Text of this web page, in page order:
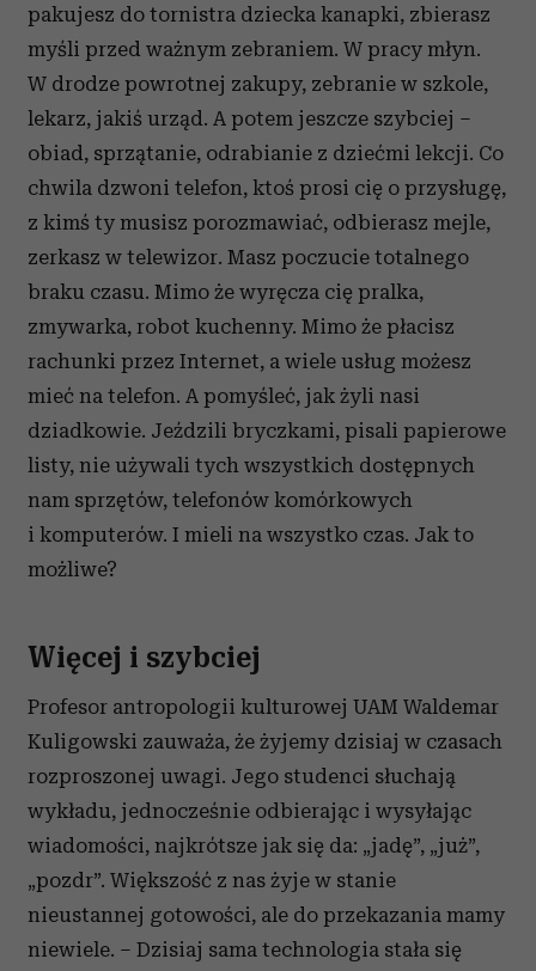
pakujesz do tornistra dziecka kanapki, zbierasz
myśli przed ważnym zebraniem. W pracy młyn.
W drodze powrotnej zakupy, zebranie w szkole,
lekarz, jakiś urząd. A potem jeszcze szybciej –
obiad, sprzątanie, odrabianie z dziećmi lekcji. Co
chwila dzwoni telefon, ktoś prosi cię o przysługę,
z kimś ty musisz porozmawiać, odbierasz mejle,
zerkasz w telewizor. Masz poczucie totalnego
braku czasu. Mimo że wyręcza cię pralka,
zmywarka, robot kuchenny. Mimo że płacisz
rachunki przez Internet, a wiele usług możesz
mieć na telefon. A pomyśleć, jak żyli nasi
dziadkowie. Jeździli bryczkami, pisali papierowe
listy, nie używali tych wszystkich dostępnych
nam sprzętów, telefonów komórkowych
i komputerów. I mieli na wszystko czas. Jak to
możliwe?
Więcej i szybciej
Profesor antropologii kulturowej UAM Waldemar
Kuligowski zauważa, że żyjemy dzisiaj w czasach
rozproszonej uwagi. Jego studenci słuchają
wykładu, jednocześnie odbierając i wysyłając
wiadomości, najkrótsze jak się da: „jadę”, „już”,
„pozdr”. Większość z nas żyje w stanie
nieustannej gotowości, ale do przekazania mamy
niewiele. – Dzisiaj sama technologia stała się